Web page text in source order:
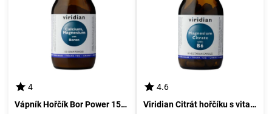
4
Vápník Hořčík Bor Power 150 g Neochucený
4.6
Viridian Citrát hořčíku s vitamínem B6 ve formě 90 tobolek